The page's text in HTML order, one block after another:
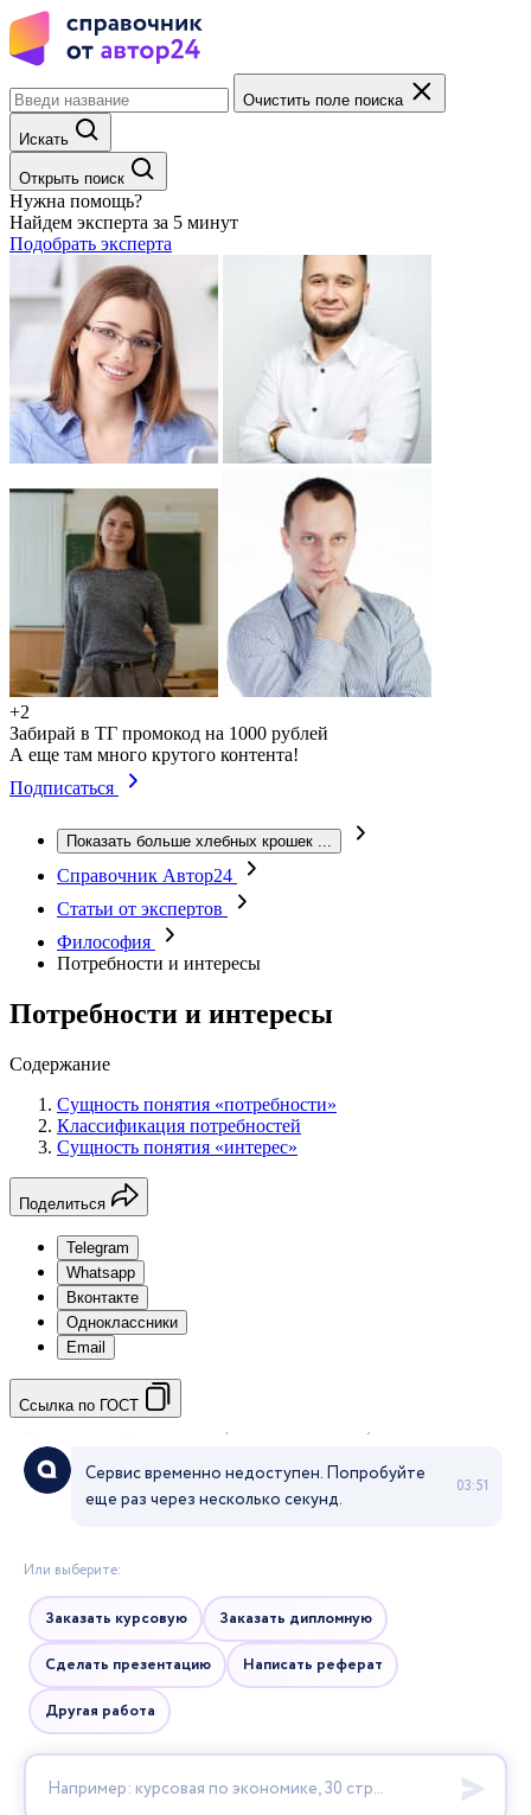
Очистить поле поиска
Искать
Открыть поиск
Нужна помощь?
Найдем эксперта за 5 минут
Подобрать эксперта
+2
Забирай в ТГ промокод на 1000 рублей
А еще там много крутого контента!
Подписаться
Показать больше хлебных крошек ...
Справочник Автор24
Статьи от экспертов
Философия
Потребности и интересы
Потребности и интересы
Содержание
Сущность понятия «потребности»
Классификация потребностей
Сущность понятия «интерес»
Поделиться
Telegram
Whatsapp
Вконтакте
Одноклассники
Email
Ссылка по ГОСТ